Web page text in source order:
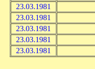
23.03.1981
23.03.1981
23.03.1981
23.03.1981
23.03.1981